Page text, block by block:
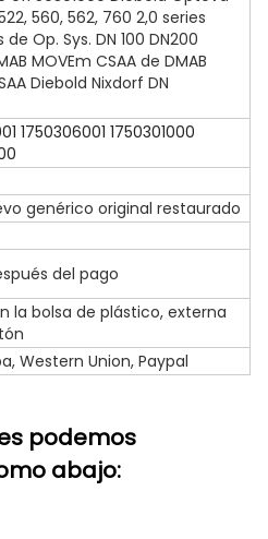
560, 562, 760 2,0 series
Op. Sys. DN 100 DN200
MOVEm CSAA de DMAB
Diebold Nixdorf DN
1750306001 1750301000
genérico original restaurado
del pago
la bolsa de plástico, externa
Western Union, Paypal
podemos
abajo: